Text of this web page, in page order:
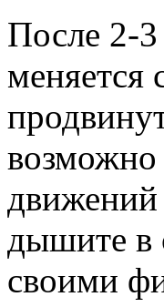
После 2-3
меняется
дышите в
своими